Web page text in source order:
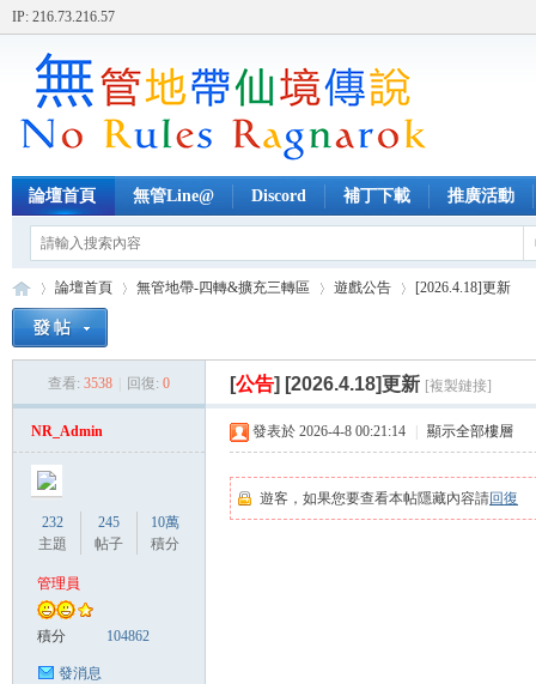
IP: 216.73.216.57
論壇首頁 無管Line@ Discord 補丁下載 推廣活動
論壇首頁 無管地帶-四轉&擴充三轉區
›
遊戲公告
›
[2026.4.18]更新
查看: 3538 回復: 0 [公告] [2026.4.18]更新 [複製鏈接]
NR_Admin
232
主題
245
帖子
10萬
積分
管理員
積分 104862
發消息
發表於 2026-4-8 00:21:14 顯示全部樓層
遊客，如果您要查看本帖隱藏內容請回復